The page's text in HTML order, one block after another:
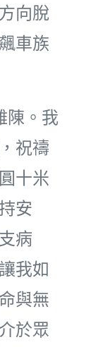
向脫
車族
陳。我
祝禱
十米
安
病
我如
與無
於眾